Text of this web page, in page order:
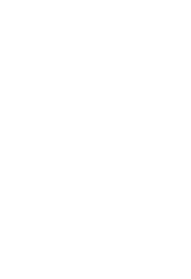
Ventilateur